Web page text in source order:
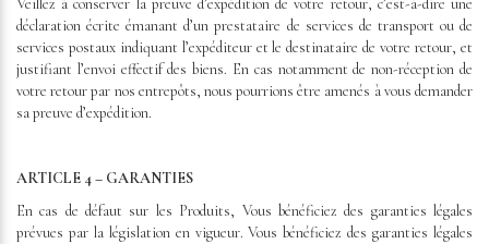
Veillez à conserver la preuve d’expédition de votre retour, c’est-à-dire une
déclaration écrite émanant d’un prestataire de services de transport ou de
services postaux indiquant l’expéditeur et le destinataire de votre retour, et
justifiant l’envoi effectif des biens. En cas notamment de non-réception de
votre retour par nos entrepôts, nous pourrions être amenés à vous demander
sa preuve d’expédition.
ARTICLE 4 – GARANTIES
En cas de défaut sur les Produits, Vous bénéficiez des garanties légales
prévues par la législation en vigueur. Vous bénéficiez des garanties légales